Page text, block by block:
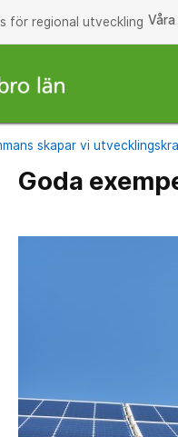
för regional utveckling
skapar vi
Goda